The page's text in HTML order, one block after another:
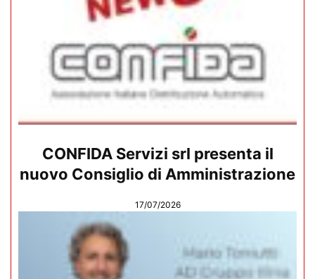
CONFIDA Servizi srl presenta il
nuovo Consiglio di Amministrazione
17/07/2026